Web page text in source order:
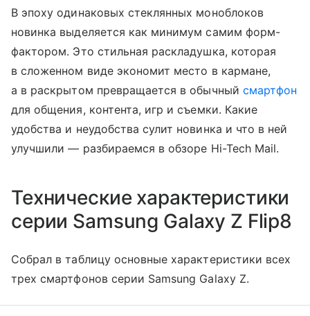
В эпоху одинаковых стеклянных моноблоков
новинка выделяется как минимум самим форм-
фактором. Это стильная раскладушка, которая
в сложенном виде экономит место в кармане,
а в раскрытом превращается в обычный смартфон
для общения, контента, игр и съемки. Какие
удобства и неудобства сулит новинка и что в ней
улучшили — разбираемся в обзоре Hi-Tech Mail.
Технические характеристики
серии Samsung Galaxy Z Flip8
Собрал в таблицу основные характеристики всех
трех смартфонов серии Samsung Galaxy Z.